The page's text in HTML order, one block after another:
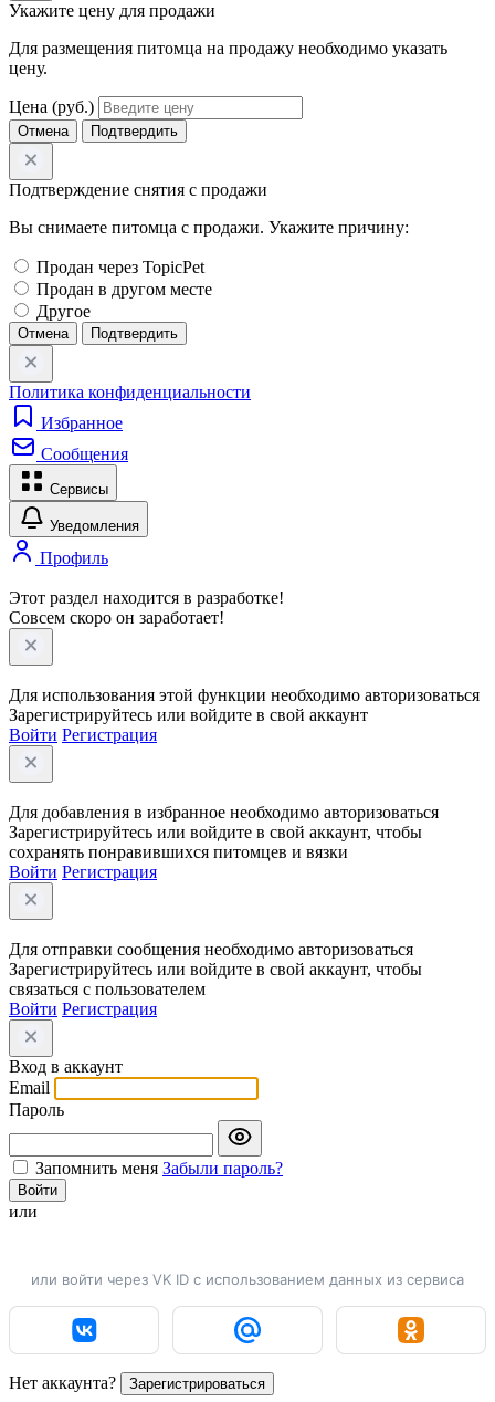
Укажите цену для продажи
Для размещения питомца на продажу необходимо указать
цену.
Цена (руб.)
Отмена Подтвердить
Подтверждение снятия с продажи
Вы снимаете питомца с продажи. Укажите причину:
Продан через TopicPet
Продан в другом месте
Другое
Отмена Подтвердить
Политика конфиденциальности
Избранное
Сообщения
Сервисы
Уведомления
Профиль
Этот раздел находится в разработке!
Совсем скоро он заработает!
Для использования этой функции необходимо авторизоваться
Зарегистрируйтесь или войдите в свой аккаунт
Войти Регистрация
Для добавления в избранное необходимо авторизоваться
Зарегистрируйтесь или войдите в свой аккаунт, чтобы
сохранять понравившихся питомцев и вязки
Войти Регистрация
Для отправки сообщения необходимо авторизоваться
Зарегистрируйтесь или войдите в свой аккаунт, чтобы
связаться с пользователем
Войти Регистрация
Вход в аккаунт
Email
Пароль
Запомнить меня Забыли пароль?
Войти
или
или войти через VK ID с использованием данных из сервиса
Нет аккаунта? Зарегистрироваться